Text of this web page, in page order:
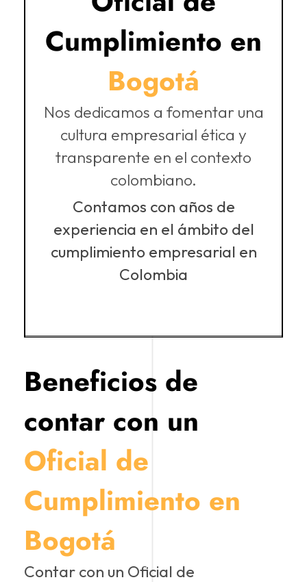
Cumplimiento en
Bogotá
Nos dedicamos a fomentar una
cultura empresarial ética y
transparente en el contexto
colombiano.
Contamos con años de
experiencia en el ámbito del
cumplimiento empresarial en
Colombia
Beneficios de
contar con un
Oficial de
Cumplimiento en
Bogotá
Contar con un Oficial de